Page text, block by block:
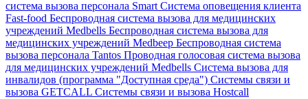
система вызова персонала Smart Система оповещения клиента
Fast-food Беспроводная система вызова для медицинских
учреждений Medbells Беспроводная система вызова для
медицинских учреждений Medbeep Беспроводная система
вызова персонала Tantos Проводная голосовая система вызова
для медицинских учреждений Medbells Система вызова для
инвалидов (программа "Доступная среда") Системы связи и
вызова GETCALL Системы связи и вызова Hostcall